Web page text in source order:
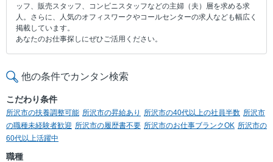
ッフ、販売スタッフ、コンビニスタッフなどの主婦（夫）層を求める求
人。さらに、人気のオフィスワークやコールセンターの求人なども幅広く
掲載しています。
あなたのお仕事探しにぜひご活用ください。
他の条件でカンタン検索
こだわり条件
所沢市の扶養調整可能 所沢市の昇給あり 所沢市の40代以上の社員半数 所沢市
の職種未経験者歓迎 所沢市の履歴書不要 所沢市のお仕事ブランクOK 所沢市の
60代以上活躍中
職種